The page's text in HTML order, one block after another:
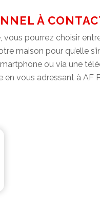
À
pourrez choisir
maison pour qu’elle
ou via une
vous adressant à AF